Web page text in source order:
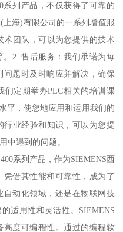
系列产品，不仅获得了可靠的
海)有限公司的一系列增值服
术团队，可以为您提供的技术
2. 售后服务：我们承诺为每
题时及时响应并解决，确保
们定期举办PLC相关的培训课
平，使您地应用和运用我们的
行业经验和知识，可以为您提
中遇到的问题。
系列产品，作为SIEMENS西
借其性能和可靠性，成为了
动化领域，还是在物联网技
适用性和灵活性。SIEMENS
高度可编程性。通过的编程软